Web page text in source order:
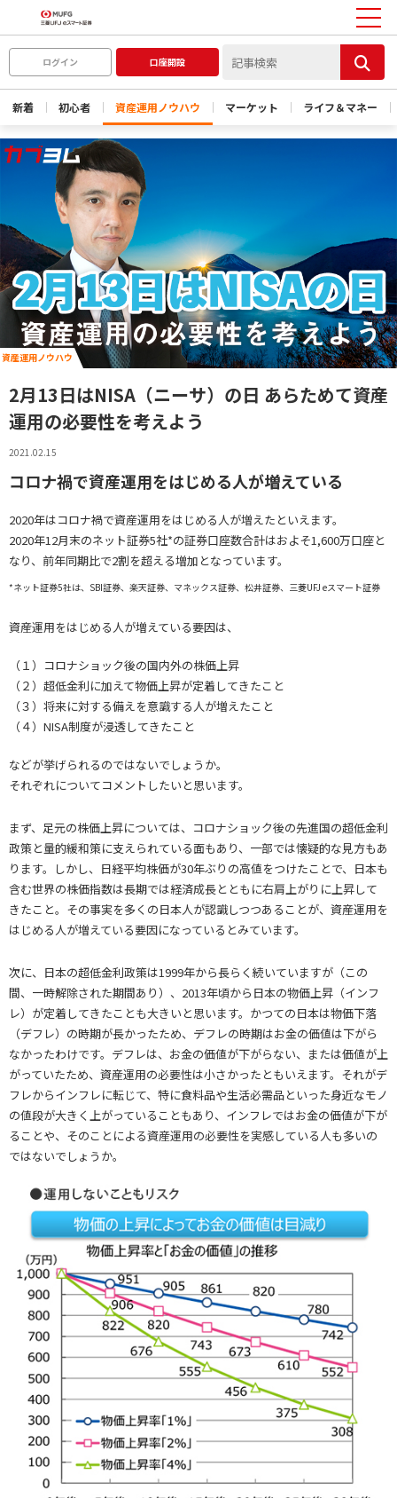
ログイン 口座開設
新着 初心者 資産運用ノウハウ マーケット ライフ＆マネー
資産運用ノウハウ
2月13日はNISA（ニーサ）の日 あらためて資産
運用の必要性を考えよう
2021.02.15
コロナ禍で資産運用をはじめる人が増えている
2020年はコロナ禍で資産運用をはじめる人が増えたといえます。
2020年12月末のネット証券5社*の証券口座数合計はおよそ1,600万口座と
なり、前年同期比で2割を超える増加となっています。
*ネット証券5社は、SBI証券、楽天証券、マネックス証券、松井証券、三菱UFJ eスマート証券
資産運用をはじめる人が増えている要因は、
（１）コロナショック後の国内外の株価上昇
（２）超低金利に加えて物価上昇が定着してきたこと
（３）将来に対する備えを意識する人が増えたこと
（４）NISA制度が浸透してきたこと
などが挙げられるのではないでしょうか。
それぞれについてコメントしたいと思います。
まず、足元の株価上昇については、コロナショック後の先進国の超低金利
政策と量的緩和策に支えられている面もあり、一部では懐疑的な見方もあ
ります。しかし、日経平均株価が30年ぶりの高値をつけたことで、日本も
含む世界の株価指数は長期では経済成長とともに右肩上がりに上昇して
きたこと。その事実を多くの日本人が認識しつつあることが、資産運用を
はじめる人が増えている要因になっているとみています。
次に、日本の超低金利政策は1999年から長らく続いていますが（この
間、一時解除された期間あり）、2013年頃から日本の物価上昇（インフ
レ）が定着してきたことも大きいと思います。かつての日本は物価下落
（デフレ）の時期が長かったため、デフレの時期はお金の価値は下がら
なかったわけです。デフレは、お金の価値が下がらない、または価値が上
がっていたため、資産運用の必要性は小さかったともいえます。それがデ
フレからインフレに転じて、特に食料品や生活必需品といった身近なモノ
の値段が大きく上がっていることもあり、インフレではお金の価値が下が
ることや、そのことによる資産運用の必要性を実感している人も多いの
ではないでしょうか。